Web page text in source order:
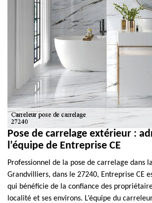
Pose de carrelage extérieur :
l’équipe de Entreprise CE
Professionnel de la pose de carrelage dans
Grandvilliers, dans le 27240, Entreprise CE
qui bénéficie de la confiance des
localité et ses environs. L’équipe du